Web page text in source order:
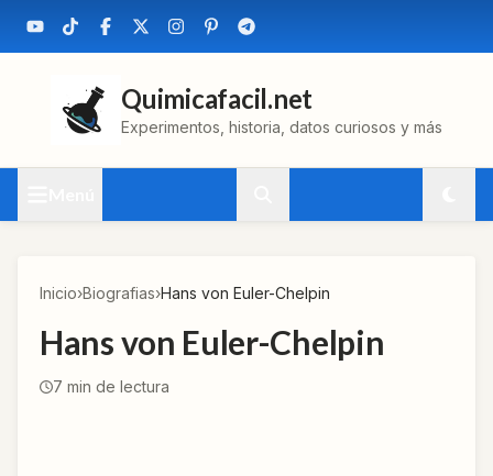
Quimicafacil.net
Experimentos, historia, datos curiosos y más
Inicio›Biografias›Hans von Euler-Chelpin
Hans von Euler-Chelpin
7 min de lectura